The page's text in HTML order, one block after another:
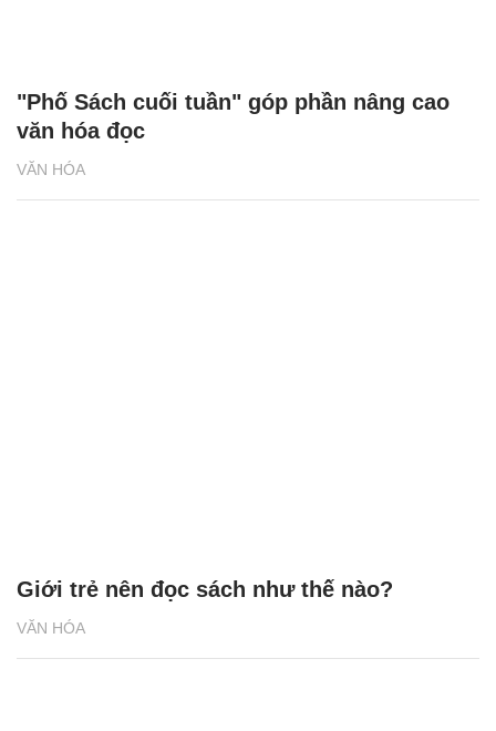
VĂN HÓA
"Phố Sách cuối tuần" góp phần nâng cao
văn hóa đọc
VĂN HÓA
Giới trẻ nên đọc sách như thế nào?